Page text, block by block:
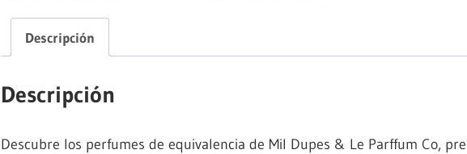
Descripción
Descripción
Descubre los perfumes de equivalencia de Mil Dupes & Le Parffum Co,